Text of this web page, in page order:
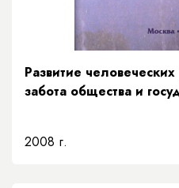
Развитие
забота общества и
2008 г.